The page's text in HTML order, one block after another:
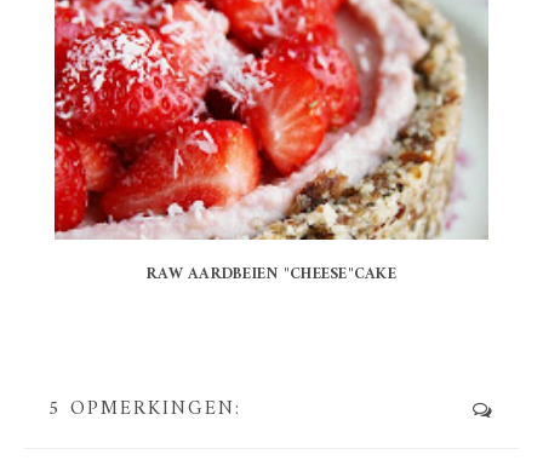
RAW AARDBEIEN "CHEESE"CAKE
5 OPMERKINGEN: